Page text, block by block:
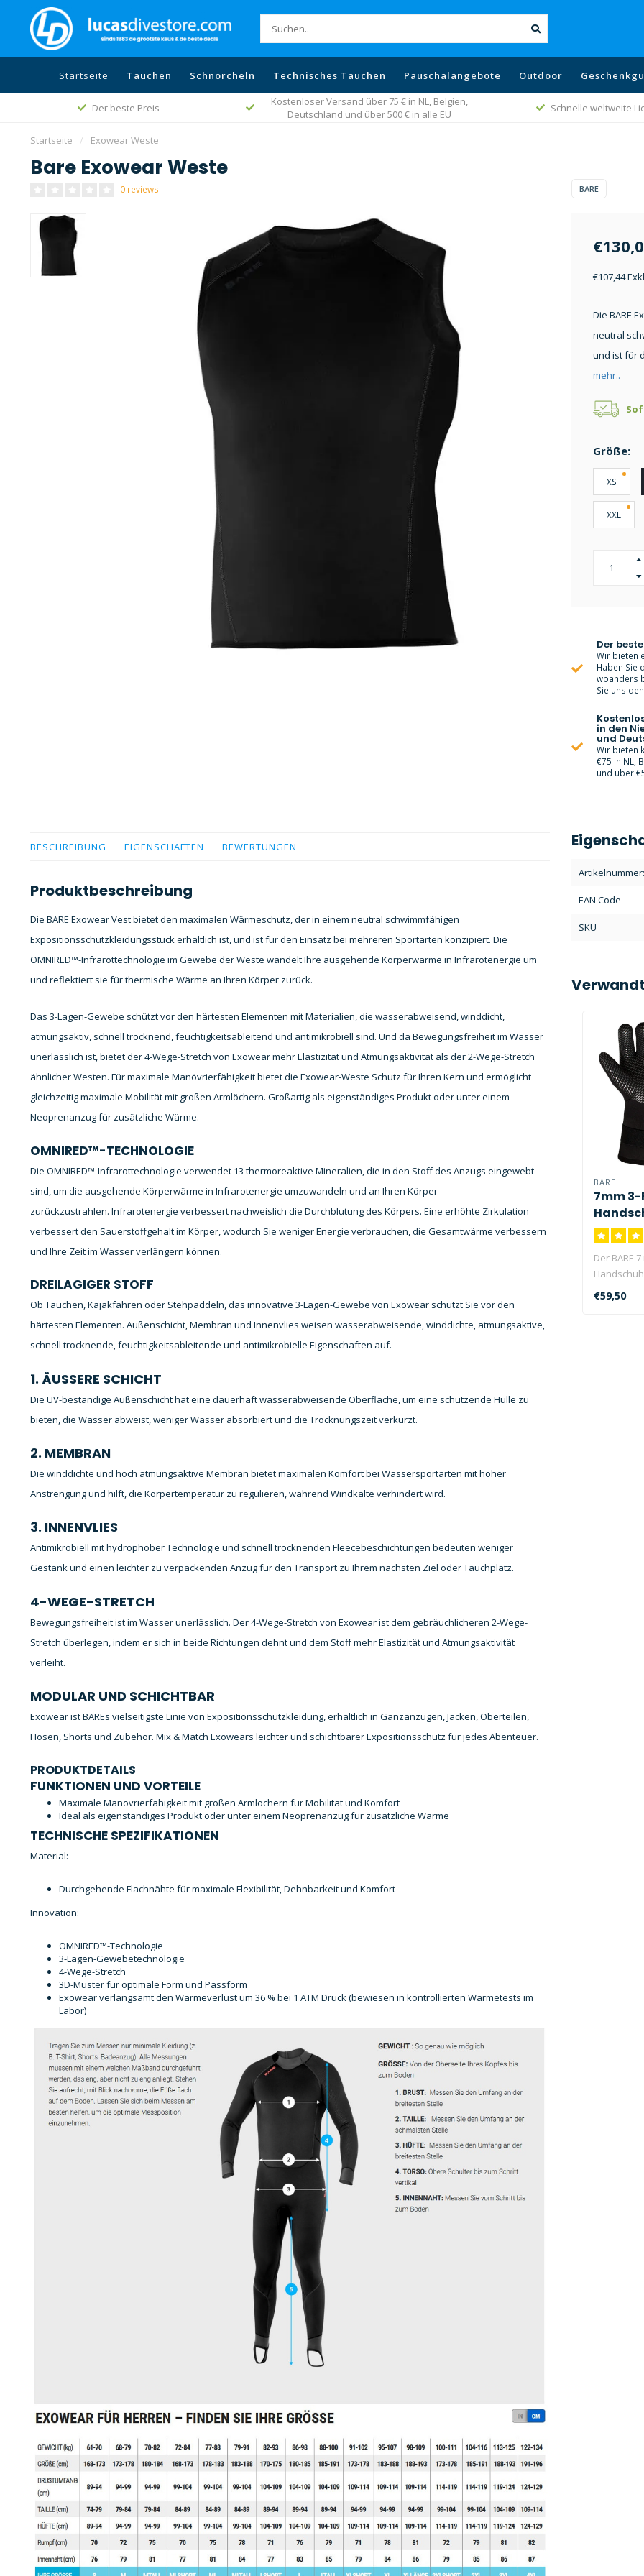
Startseite Tauchen Schnorcheln Technisches Tauchen Pauschalangebote Outdoor
Der beste Preis
Kostenloser Versand über 75 € in NL, Belgien,
Deutschland und über 500 € in alle EU
Schnelle weltweite
Startseite / Exowear Weste
Bare Exowear Weste
0 reviews BARE
€107,44
Die BARE
neutral
und ist für
mehr..
Größe:
XS
XXL
Der
Wir bieten
Haben Sie
woanders
Sie uns
in den
und
Wir bieten
€75 in NL,
und über
BESCHREIBUNG EIGENSCHAFTEN BEWERTUNGEN
Produktbeschreibung
Die BARE Exowear Vest bietet den maximalen Wärmeschutz, der in einem neutral schwimmfähigen
Expositionsschutzkleidungsstück erhältlich ist, und ist für den Einsatz bei mehreren Sportarten konzipiert. Die
OMNIRED™-Infrarottechnologie im Gewebe der Weste wandelt Ihre ausgehende Körperwärme in Infrarotenergie um
und reflektiert sie für thermische Wärme an Ihren Körper zurück.
Das 3-Lagen-Gewebe schützt vor den härtesten Elementen mit Materialien, die wasserabweisend, winddicht,
atmungsaktiv, schnell trocknend, feuchtigkeitsableitend und antimikrobiell sind. Und da Bewegungsfreiheit im Wasser
unerlässlich ist, bietet der 4-Wege-Stretch von Exowear mehr Elastizität und Atmungsaktivität als der 2-Wege-Stretch
ähnlicher Westen. Für maximale Manövrierfähigkeit bietet die Exowear-Weste Schutz für Ihren Kern und ermöglicht
gleichzeitig maximale Mobilität mit großen Armlöchern. Großartig als eigenständiges Produkt oder unter einem
Neoprenanzug für zusätzliche Wärme.
OMNIRED™-TECHNOLOGIE
Die OMNIRED™-Infrarottechnologie verwendet 13 thermoreaktive Mineralien, die in den Stoff des Anzugs eingewebt
sind, um die ausgehende Körperwärme in Infrarotenergie umzuwandeln und an Ihren Körper
zurückzustrahlen. Infrarotenergie verbessert nachweislich die Durchblutung des Körpers. Eine erhöhte Zirkulation
verbessert den Sauerstoffgehalt im Körper, wodurch Sie weniger Energie verbrauchen, die Gesamtwärme verbessern
und Ihre Zeit im Wasser verlängern können.
DREILAGIGER STOFF
Ob Tauchen, Kajakfahren oder Stehpaddeln, das innovative 3-Lagen-Gewebe von Exowear schützt Sie vor den
härtesten Elementen. Außenschicht, Membran und Innenvlies weisen wasserabweisende, winddichte, atmungsaktive,
schnell trocknende, feuchtigkeitsableitende und antimikrobielle Eigenschaften auf.
1. ÄUSSERE SCHICHT
Die UV-beständige Außenschicht hat eine dauerhaft wasserabweisende Oberfläche, um eine schützende Hülle zu
bieten, die Wasser abweist, weniger Wasser absorbiert und die Trocknungszeit verkürzt.
2. MEMBRAN
Die winddichte und hoch atmungsaktive Membran bietet maximalen Komfort bei Wassersportarten mit hoher
Anstrengung und hilft, die Körpertemperatur zu regulieren, während Windkälte verhindert wird.
3. INNENVLIES
Antimikrobiell mit hydrophober Technologie und schnell trocknenden Fleecebeschichtungen bedeuten weniger
Gestank und einen leichter zu verpackenden Anzug für den Transport zu Ihrem nächsten Ziel oder Tauchplatz.
4-WEGE-STRETCH
Bewegungsfreiheit ist im Wasser unerlässlich. Der 4-Wege-Stretch von Exowear ist dem gebräuchlicheren 2-Wege-
Stretch überlegen, indem er sich in beide Richtungen dehnt und dem Stoff mehr Elastizität und Atmungsaktivität
verleiht.
MODULAR UND SCHICHTBAR
Exowear ist BAREs vielseitigste Linie von Expositionsschutzkleidung, erhältlich in Ganzanzügen, Jacken, Oberteilen,
Hosen, Shorts und Zubehör. Mix & Match Exowears leichter und schichtbarer Expositionsschutz für jedes Abenteuer.
PRODUKTDETAILS
FUNKTIONEN UND VORTEILE
Maximale Manövrierfähigkeit mit großen Armlöchern für Mobilität und Komfort
Ideal als eigenständiges Produkt oder unter einem Neoprenanzug für zusätzliche Wärme
TECHNISCHE SPEZIFIKATIONEN
Material:
Durchgehende Flachnähte für maximale Flexibilität, Dehnbarkeit und Komfort
Innovation:
OMNIRED™-Technologie
3-Lagen-Gewebetechnologie
4-Wege-Stretch
3D-Muster für optimale Form und Passform
Exowear verlangsamt den Wärmeverlust um 36 % bei 1 ATM Druck (bewiesen in kontrollierten Wärmetests im
Labor)
Artikelnummer:
EAN Code
SKU
BARE
7mm
Der BARE
€59,50